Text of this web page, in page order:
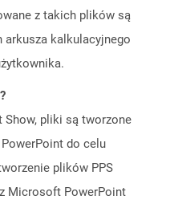
z takich plików są
arkusza kalkulacyjnego
Show, pliki są tworzone
do celu
plików PPS
Microsoft PowerPoint